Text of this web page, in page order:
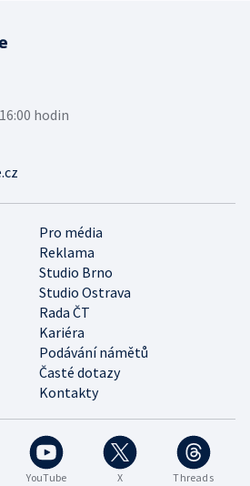
YouTube X Threads
Pro média
Reklama
Studio Brno
Studio Ostrava
Rada ČT
Kariéra
Podávání námětů
Časté dotazy
Kontakty
hodin